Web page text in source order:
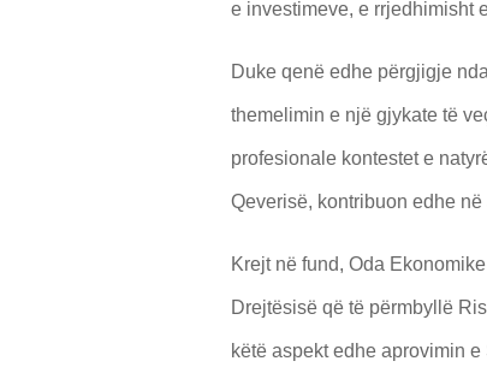
e investimeve, e rrjedhimisht
Duke qenë edhe përgjigje
themelimin e një gjykate të
profesionale kontestet e
Qeverisë, kontribuon edhe
Krejt në fund, Oda
Drejtësisë që të përmbyllë
këtë aspekt edhe aprovimin